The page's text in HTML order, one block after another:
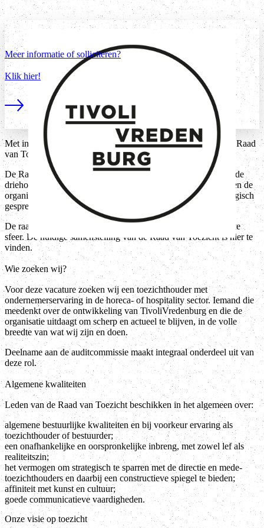
Meer informatie of solliciteren?
Klik hier!
Lees meer
Met ingang van september 2026 ontstaat er een vacature in de Raad
van Toezicht van TivoliVredenburg.
De Raad van Toezicht houdt toezicht op het functioneren van de
driehoofdige directie en op de algemene gang van zaken binnen de
organisatie. Daarnaast fungeert de raad als klankbord en strategisch
gesprekspartner bij het te voeren beleid.
De raad bestaat uit zeven leden en werkt in een open, collegiale
sfeer. De huidige samenstelling van de Raad van Toezicht is hier te
vinden.
Wie zoeken wij?
Voor deze vacature zoeken wij een toezichthouder met
ondernemerservaring in de horeca- of hospitality sector. Iemand die
meedenkt over de ontwikkeling van TivoliVredenburg en die de
organisatie uitdaagt om scherp en actueel te blijven, in de volle
breedte van wat wij zijn en doen.
Deelname aan de auditcommissie maakt integraal onderdeel uit van
deze rol.
Algemene kwaliteiten
Leden van de Raad van Toezicht beschikken in het algemeen over:
algemene bestuurlijke kwaliteiten en bij voorkeur ervaring als
toezichthouder of bestuurder;
een onafhankelijke en oorspronkelijke inbreng, met zowel lef als
realiteitszin;
het vermogen om strategisch te sparren met de directie en mede-
toezichthouders en daarbij een constructieve spiegel te bieden;
affiniteit met kunst en cultuur;
goede communicatieve vaardigheden.
Onze visie op toezicht